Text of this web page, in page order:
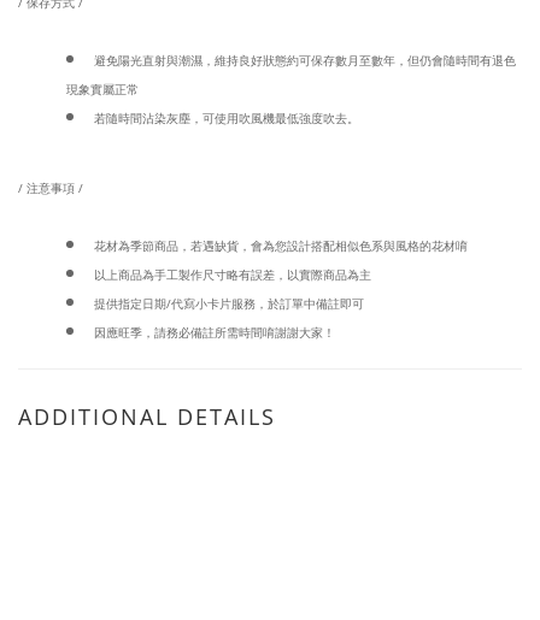
避免陽光直射與潮濕，維持良好狀態約可保存數月至數年，但仍會隨時間有退色
現象實屬正常
若隨時間沾染灰塵，可使用吹風機最低強度吹去。
/ 注意事項 /
花材為季節商品，若遇缺貨，會為您設計搭配相似色系與風格的花材唷
以上商品為手工製作尺寸略有誤差，以實際商品為主
提供指定日期/代寫小卡片服務，於訂單中備註即可
因應旺季，請務必備註所需時間唷謝謝大家！
ADDITIONAL DETAILS